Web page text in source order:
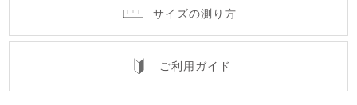
サイズの測り方
ご利用ガイド